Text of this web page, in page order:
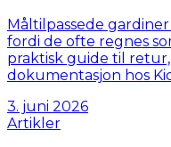
Måltilpassede
fordi de ofte regnes
praktisk guide til
dokumentasjon hos
3. juni 2026
Artikler